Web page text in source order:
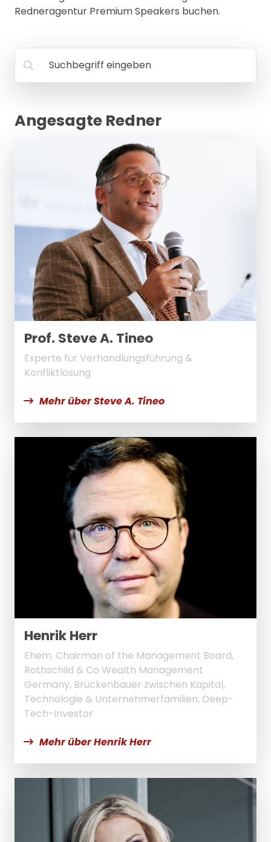
MANAGEMENT
Redneragentur Premium Speakers buchen.
Suchbegriff eingeben
Angesagte Redner
Prof. Steve A. Tineo
Experte für Verhandlungsführung &
Konfliktlösung
Mehr über Steve A. Tineo
Henrik Herr
Ehem. Chairman of the Management Board,
Rothschild & Co Wealth Management
Germany, Brückenbauer zwischen Kapital,
Technologie & Unternehmerfamilien, Deep-
Tech-Investor
Mehr über Henrik Herr